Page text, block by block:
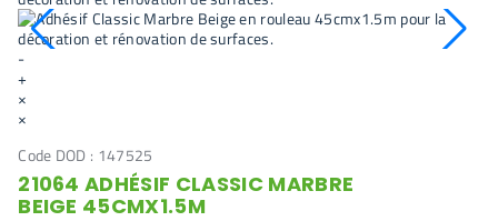
-
+
×
×
Code DOD : 147525
21064 ADHÉSIF CLASSIC MARBRE
BEIGE 45CMX1.5M